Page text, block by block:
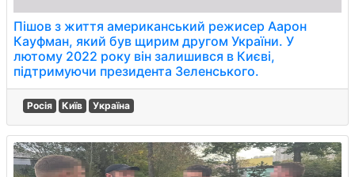
Пішов з життя американський режисер Аарон
Кауфман, який був щирим другом України. У
лютому 2022 року він залишився в Києві,
підтримуючи президента Зеленського.
Росія Київ Україна